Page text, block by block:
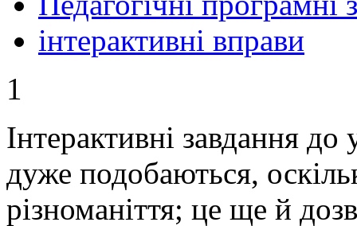
інтерактивні вправи
1
Інтерактивні завдання до
дуже подобаються,
різноманіття; це ще й